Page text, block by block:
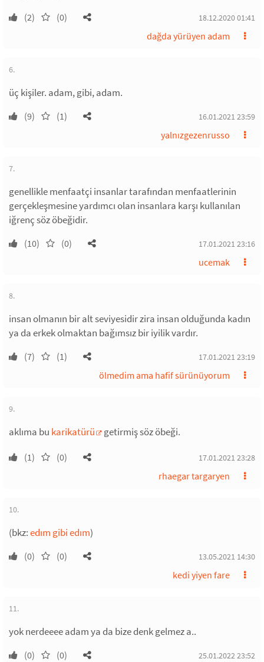
(2) (0) 18.12.2020 01:41
dağda yürüyen adam
6.
üç kişiler. adam, gibi, adam.
(9) (1) 16.01.2021 23:59
yalnızgezenrusso
7.
genellikle menfaatçi insanlar tarafından menfaatlerinin
gerçekleşmesine yardımcı olan insanlara karşı kullanılan
iğrenç söz öbeğidir.
(10) (0) 17.01.2021 23:16
ucemak
8.
insan olmanın bir alt seviyesidir zira insan olduğunda kadın
ya da erkek olmaktan bağımsız bir iyilik vardır.
(7) (1) 17.01.2021 23:19
ölmedim ama hafif sürünüyorum
9.
aklıma bu karikatürü getirmiş söz öbeği.
(1) (0) 17.01.2021 23:28
rhaegar targaryen
10.
(bkz:edım gibi edım)
(0) (0) 13.05.2021 14:30
kedi yiyen fare
11.
yok nerdeeee adam ya da bize denk gelmez a..
(0) (0) 25.01.2022 23:52